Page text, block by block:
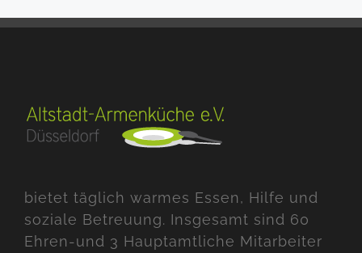
bietet täglich warmes Essen, Hilfe und
soziale Betreuung. Insgesamt sind 60
Ehren-und 3 Hauptamtliche Mitarbeiter